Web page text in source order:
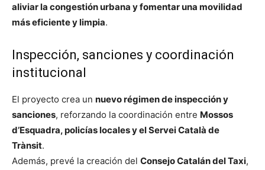
aliviar la congestión urbana y fomentar una movilidad
más eficiente y limpia.
Inspección, sanciones y coordinación
institucional
El proyecto crea un nuevo régimen de inspección y
sanciones, reforzando la coordinación entre Mossos
d’Esquadra, policías locales y el Servei Català de
Trànsit.
Además, prevé la creación del Consejo Catalán del Taxi,